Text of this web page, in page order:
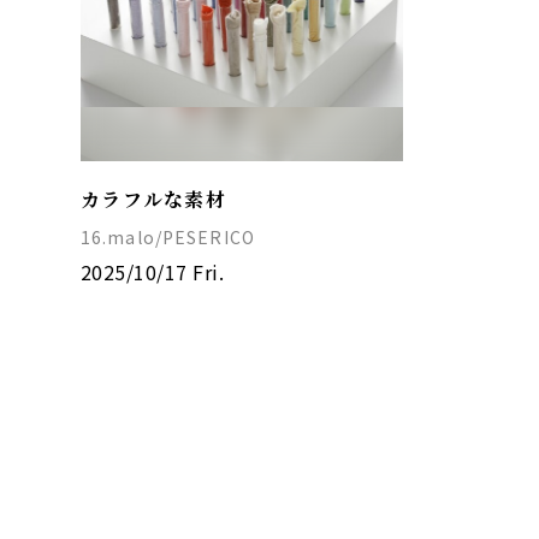
カラフルな素材
16.malo/PESERICO
2025/10/17 Fri.